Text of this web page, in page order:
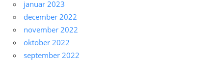
januar 2023
december 2022
november 2022
oktober 2022
september 2022